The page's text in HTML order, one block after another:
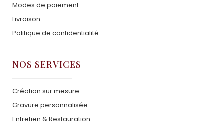
Modes de paiement
Livraison
Politique de confidentialité
NOS SERVICES
Création sur mesure
Gravure personnalisée
Entretien & Restauration